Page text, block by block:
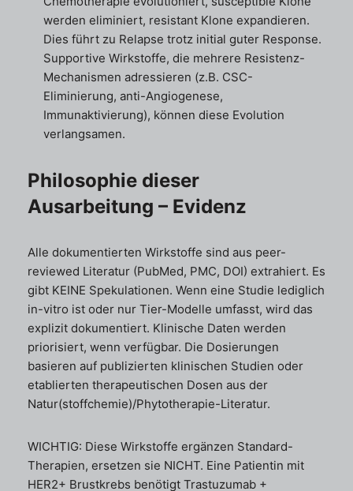
werden eliminiert, resistant Klone expandieren.
Dies führt zu Relapse trotz initial guter Response.
Supportive Wirkstoffe, die mehrere Resistenz-
Mechanismen adressieren (z.B. CSC-
Eliminierung, anti-Angiogenese,
Immunaktivierung), können diese Evolution
verlangsamen.
Philosophie dieser
Ausarbeitung – Evidenz
Alle dokumentierten Wirkstoffe sind aus peer-
reviewed Literatur (PubMed, PMC, DOI) extrahiert. Es
gibt KEINE Spekulationen. Wenn eine Studie lediglich
in-vitro ist oder nur Tier-Modelle umfasst, wird das
explizit dokumentiert. Klinische Daten werden
priorisiert, wenn verfügbar. Die Dosierungen
basieren auf publizierten klinischen Studien oder
etablierten therapeutischen Dosen aus der
Natur(stoffchemie)/Phytotherapie-Literatur.
WICHTIG: Diese Wirkstoffe ergänzen Standard-
Therapien, ersetzen sie NICHT. Eine Patientin mit
HER2+ Brustkrebs benötigt Trastuzumab +